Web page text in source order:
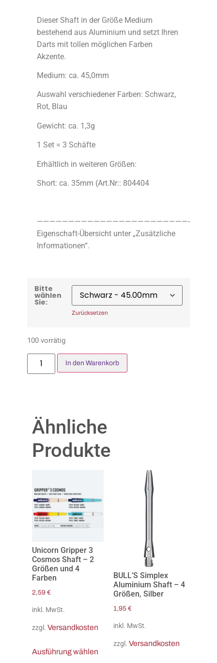
Dieser Shaft in der Größe Medium
bestehend aus Aluminium und setzt Ihren
Darts mit tollen möglichen Farben
Akzente.
Medium: ca. 45,0mm
Auswahl verschiedener Farben: Schwarz,
Rot, Blau
Gewicht: ca. 1,3g
1 Set = 3 Schäfte
Erhältlich in weiteren Größen:
Short: ca. 35mm (Art.Nr:: 804404
————————————————————————-
Eigenschaft-Übersicht unter „Zusätzliche
Informationen“.
Bitte
wählen
Sie:
Zurücksetzen
100 vorrätig
In den Warenkorb
Ähnliche
Produkte
Unicorn Gripper 3
Cosmos Shaft – 2
Größen und 4
Farben
2,59 €
inkl. MwSt.
zzgl. Versandkosten
Ausführung wählen
BULL’S Simplex
Aluminium Shaft – 4
Größen, Silber
1,95 €
inkl. MwSt.
zzgl. Versandkosten